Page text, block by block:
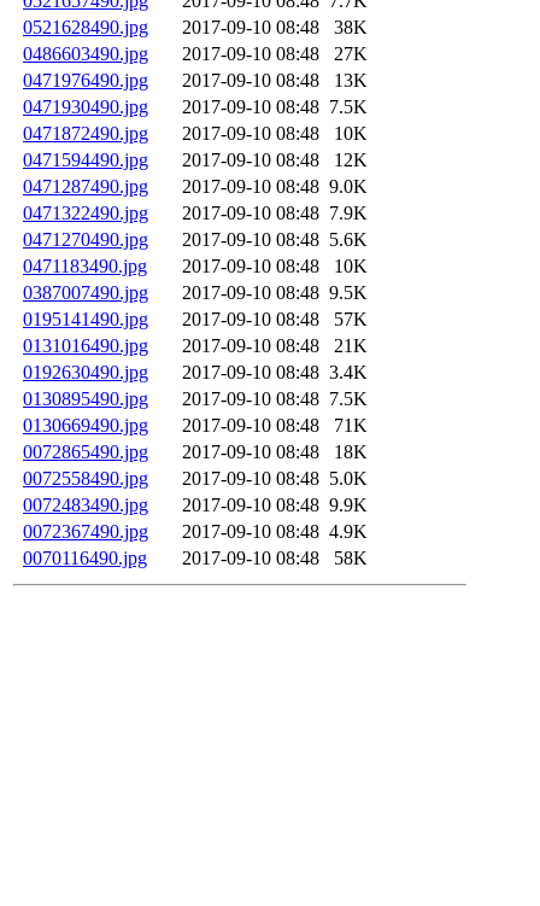
0521628490.jpg
2017-09-10 08:48
38K
0486603490.jpg
2017-09-10 08:48
27K
0471976490.jpg
2017-09-10 08:48
13K
0471930490.jpg
2017-09-10 08:48 7.5K
0471872490.jpg
2017-09-10 08:48
10K
0471594490.jpg
2017-09-10 08:48
12K
0471287490.jpg
2017-09-10 08:48 9.0K
0471322490.jpg
2017-09-10 08:48 7.9K
0471270490.jpg
2017-09-10 08:48 5.6K
0471183490.jpg
2017-09-10 08:48
10K
0387007490.jpg
2017-09-10 08:48 9.5K
0195141490.jpg
2017-09-10 08:48
57K
0131016490.jpg
2017-09-10 08:48
21K
0192630490.jpg
2017-09-10 08:48 3.4K
0130895490.jpg
2017-09-10 08:48 7.5K
0130669490.jpg
2017-09-10 08:48
71K
0072865490.jpg
2017-09-10 08:48
18K
0072558490.jpg
2017-09-10 08:48 5.0K
0072483490.jpg
2017-09-10 08:48 9.9K
0072367490.jpg
2017-09-10 08:48 4.9K
0070116490.jpg
2017-09-10 08:48 58K